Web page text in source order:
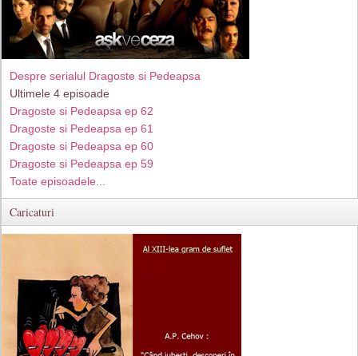
Despre serialul Dragoste si Pedeapsa
Ultimele 4 episoade
Dragoste si Pedeapsa ep 62
Dragoste si Pedeapsa ep 61
Dragoste si Pedeapsa ep 60
Dragoste si Pedeapsa ep 59
Toate episoadele...
Caricaturi